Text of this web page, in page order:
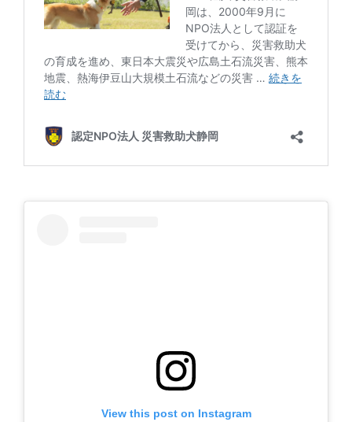
View this post on Instagram